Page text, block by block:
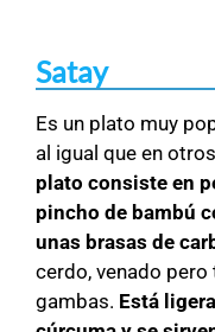
Satay
Es un plato muy
al igual que en
plato consiste en
pincho de bambú
unas brasas de
cerdo, venado
gambas. Está